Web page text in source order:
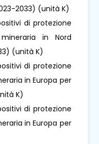
2033) (unità K)
di protezione
in Nord
(unità K)
di protezione
in Europa per
K)
di protezione
in Europa per